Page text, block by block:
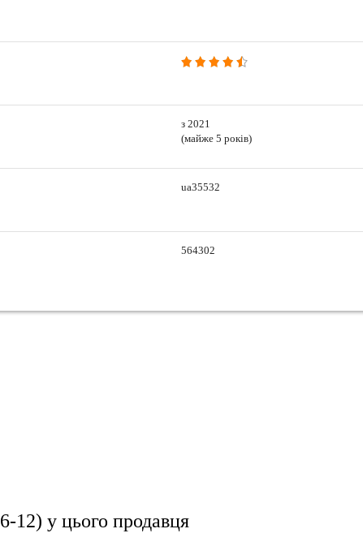
з 2021
(майже 5 років)
ua35532
564302
12) у цього продавця